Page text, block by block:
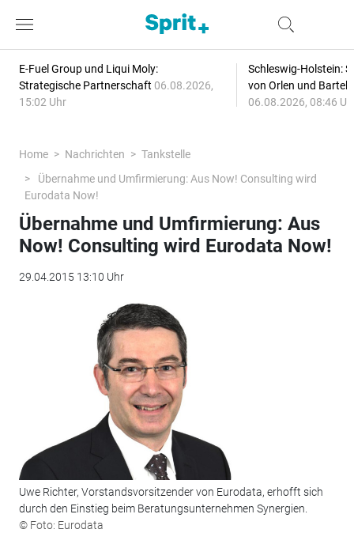
E-Fuel Group und Liqui Moly:
Strategische Partnerschaft 06.08.2026,
15:02 Uhr
Schleswig-Holstein:
von Orlen und
06.08.2026, 08:46
Home Nachrichten
Tankstelle
Übernahme und Umfirmierung: Aus Now! Consulting wird
Eurodata Now!
Übernahme und Umfirmierung: Aus
Now! Consulting wird Eurodata Now!
29.04.2015 13:10 Uhr
Uwe Richter, Vorstandsvorsitzender von Eurodata, erhofft sich
durch den Einstieg beim Beratungsunternehmen Synergien.
© Foto: Eurodata